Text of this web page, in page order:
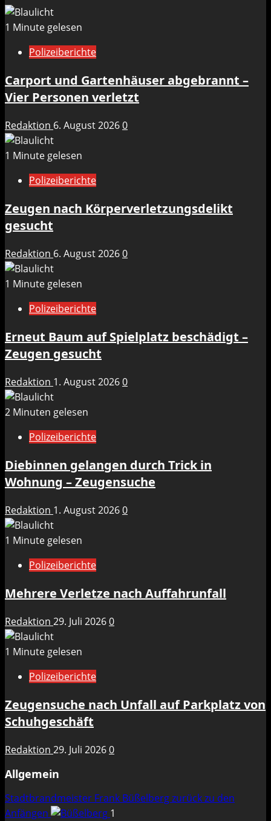
1 Minute gelesen
Polizeiberichte
Carport und Gartenhäuser abgebrannt –
Vier Personen verletzt
Redaktion 6. August 20260
1 Minute gelesen
Polizeiberichte
Zeugen nach Körperverletzungsdelikt
gesucht
Redaktion 6. August 20260
1 Minute gelesen
Polizeiberichte
Erneut Baum auf Spielplatz beschädigt –
Zeugen gesucht
Redaktion 1. August 20260
2 Minuten gelesen
Polizeiberichte
Diebinnen gelangen durch Trick in
Wohnung – Zeugensuche
Redaktion 1. August 20260
1 Minute gelesen
Polizeiberichte
Mehrere Verletze nach Auffahrunfall
Redaktion 29. Juli 20260
1 Minute gelesen
Polizeiberichte
Zeugensuche nach Unfall auf Parkplatz von
Schuhgeschäft
Redaktion 29. Juli 20260
Allgemein
Stadtbrandmeister Frank Büßelberg zurück zu den
Anfängen
1